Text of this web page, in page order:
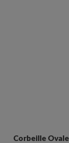
Corbeille